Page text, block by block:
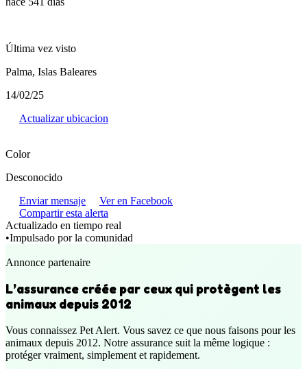
Última vez visto
Palma, Islas Baleares
14/02/25
Actualizar ubicacion
Color
Desconocido
Enviar mensaje
Ver en Facebook
Compartir esta alerta
Actualizado en tiempo real
•Impulsado por la comunidad
Annonce partenaire
L’assurance créée par ceux qui protègent les
animaux depuis 2012
Vous connaissez Pet Alert. Vous savez ce que nous faisons pour les
animaux depuis 2012. Notre assurance suit la même logique :
protéger vraiment, simplement et rapidement.